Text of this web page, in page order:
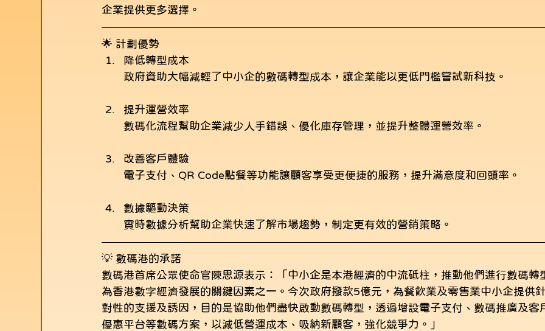
企業提供更多選擇。
🌟 計劃優勢
降低轉型成本
政府資助大幅減輕了中小企的數碼轉型成本，讓企業能以更低門檻嘗試新科技。
提升運營效率
數碼化流程幫助企業減少人手錯誤、優化庫存管理，並提升整體運營效率。
改善客戶體驗
電子支付、QR Code點餐等功能讓顧客享受更便捷的服務，提升滿意度和回頭率。
數據驅動決策
實時數據分析幫助企業快速了解市場趨勢，制定更有效的營銷策略。
💡 數碼港的承諾
數碼港首席公眾使命官陳思源表示：「中小企是本港經濟的中流砥柱，推動他們進行數碼轉
為香港數字經濟發展的關鍵因素之一。今次政府撥款5億元，為餐飲業及零售業中小企提供
對性的支援及誘因，目的是協助他們盡快啟動數碼轉型，透過增設電子支付、數碼推廣及客
優惠平台等數碼方案，以減低營運成本、吸納新顧客，強化競爭力。」